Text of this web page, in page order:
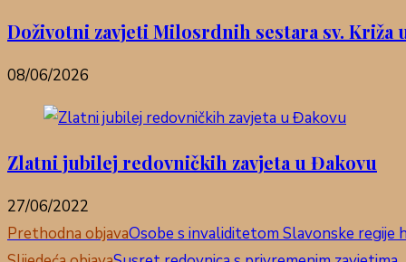
Doživotni zavjeti Milosrdnih sestara sv. Križa
08/06/2026
Zlatni jubilej redovničkih zavjeta u Đakovu
27/06/2022
Pročitaj
Prethodna objavaOsobe s invaliditetom Slavonske regije